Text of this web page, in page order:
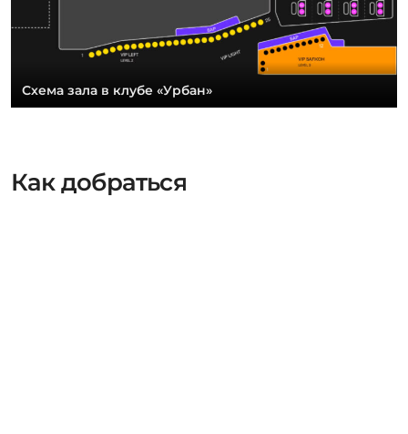
Схема зала в клубе «Урбан»
Как добраться